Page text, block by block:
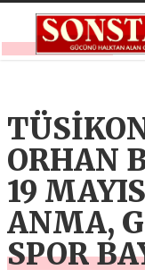
ORHAN
19
ANMA,
SPOR